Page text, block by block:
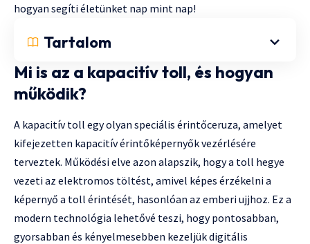
hogyan segíti életünket nap mint nap!
Tartalom
Mi is az a kapacitív toll, és hogyan
működik?
A kapacitív toll egy olyan speciális érintőceruza, amelyet
kifejezetten kapacitív érintőképernyők vezérlésére
terveztek. Működési elve azon alapszik, hogy a toll hegye
vezeti az elektromos töltést, amivel képes érzékelni a
képernyő a toll érintését, hasonlóan az emberi ujjhoz. Ez a
modern technológia lehetővé teszi, hogy pontosabban,
gyorsabban és kényelmesebben kezeljük digitális